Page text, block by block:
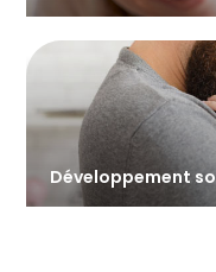
Développement